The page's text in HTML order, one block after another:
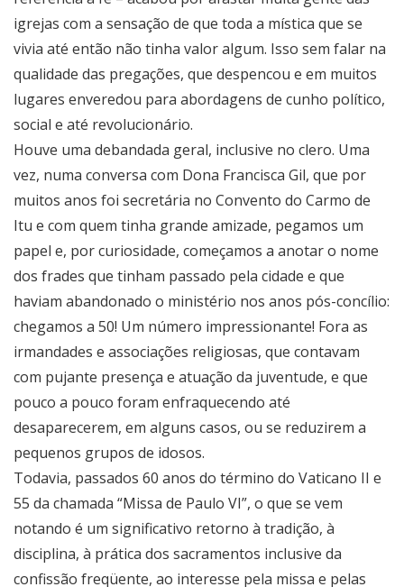
igrejas com a sensação de que toda a mística que se
vivia até então não tinha valor algum. Isso sem falar na
qualidade das pregações, que despencou e em muitos
lugares enveredou para abordagens de cunho político,
social e até revolucionário.
Houve uma debandada geral, inclusive no clero. Uma
vez, numa conversa com Dona Francisca Gil, que por
muitos anos foi secretária no Convento do Carmo de
Itu e com quem tinha grande amizade, pegamos um
papel e, por curiosidade, começamos a anotar o nome
dos frades que tinham passado pela cidade e que
haviam abandonado o ministério nos anos pós-concílio:
chegamos a 50! Um número impressionante! Fora as
irmandades e associações religiosas, que contavam
com pujante presença e atuação da juventude, e que
pouco a pouco foram enfraquecendo até
desaparecerem, em alguns casos, ou se reduzirem a
pequenos grupos de idosos.
Todavia, passados 60 anos do término do Vaticano II e
55 da chamada “Missa de Paulo VI”, o que se vem
notando é um significativo retorno à tradição, à
disciplina, à prática dos sacramentos inclusive da
confissão freqüente, ao interesse pela missa e pelas